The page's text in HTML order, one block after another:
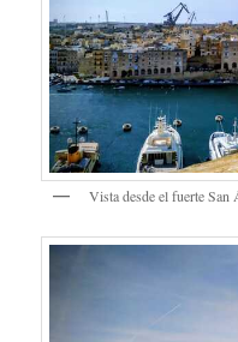
Vista desde el fuerte San